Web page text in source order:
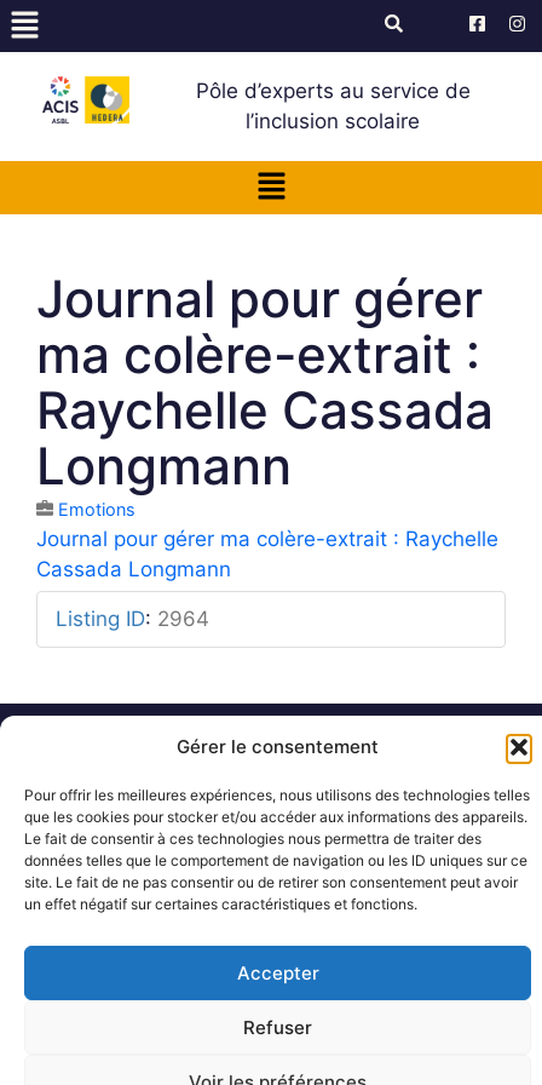
Gérer le consentement
Pour offrir les meilleures expériences, nous utilisons des technologies telles
que les cookies pour stocker et/ou accéder aux informations des appareils.
Le fait de consentir à ces technologies nous permettra de traiter des
données telles que le comportement de navigation ou les ID uniques sur ce
site. Le fait de ne pas consentir ou de retirer son consentement peut avoir
un effet négatif sur certaines caractéristiques et fonctions.
Accepter
Refuser
Pôle d’experts au service de
l’inclusion scolaire
Journal pour gérer
ma colère-extrait :
Raychelle Cassada
Longmann
Emotions
Journal pour gérer ma colère-extrait : Raychelle
Cassada Longmann
Listing ID: 2964
Tel: 0455 14 53 30
Numéro FASE : 11020
Plan du site
réservés